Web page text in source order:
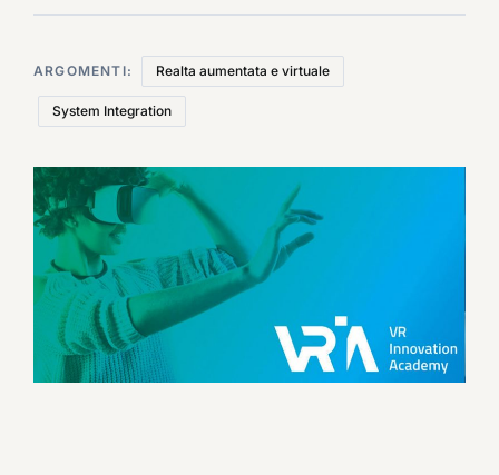
ARGOMENTI: Realta aumentata e virtuale
System Integration